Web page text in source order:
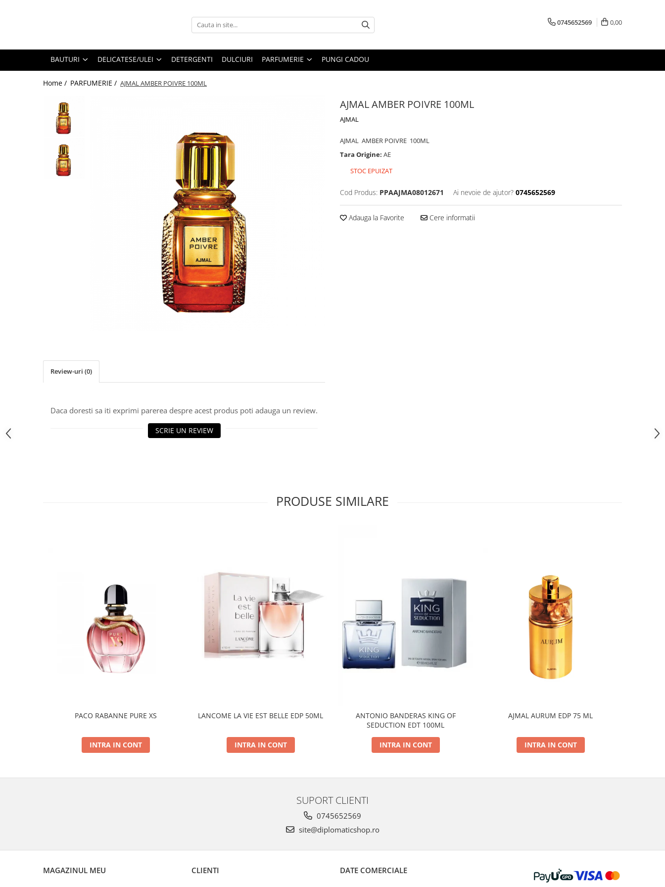
PARFUMURI
0745652569 0,00
BAUTURI DELICATESE/ULEI DETERGENTI DULCIURI PARFUMERIE PUNGI CADOU
Home / PARFUMERIE / AJMAL AMBER POIVRE 100ML
AJMAL AMBER POIVRE 100ML
AJMAL
AJMAL AMBER POIVRE 100ML
Tara Origine: AE
STOC EPUIZAT
Cod Produs: PPAAJMA08012671 Ai nevoie de ajutor? 0745652569
Adauga la Favorite Cere informatii
Review-uri (0)
Daca doresti sa iti exprimi parerea despre acest produs poti adauga un review.
SCRIE UN REVIEW
PRODUSE SIMILARE
PACO RABANNE PURE XS
INTRA IN CONT
LANCOME LA VIE EST BELLE EDP 50ML
INTRA IN CONT
ANTONIO BANDERAS KING OF
SEDUCTION EDT 100ML
INTRA IN CONT
AJMAL AURUM EDP 75 ML
INTRA IN CONT
SUPORT CLIENTI
0745652569
site@diplomaticshop.ro
MAGAZINUL MEU CLIENTI DATE COMERCIALE